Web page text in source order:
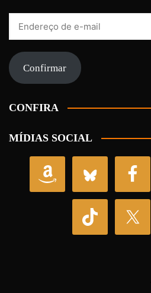
mail Confirmar
CONFIRA
MÍDIAS SOCIAL